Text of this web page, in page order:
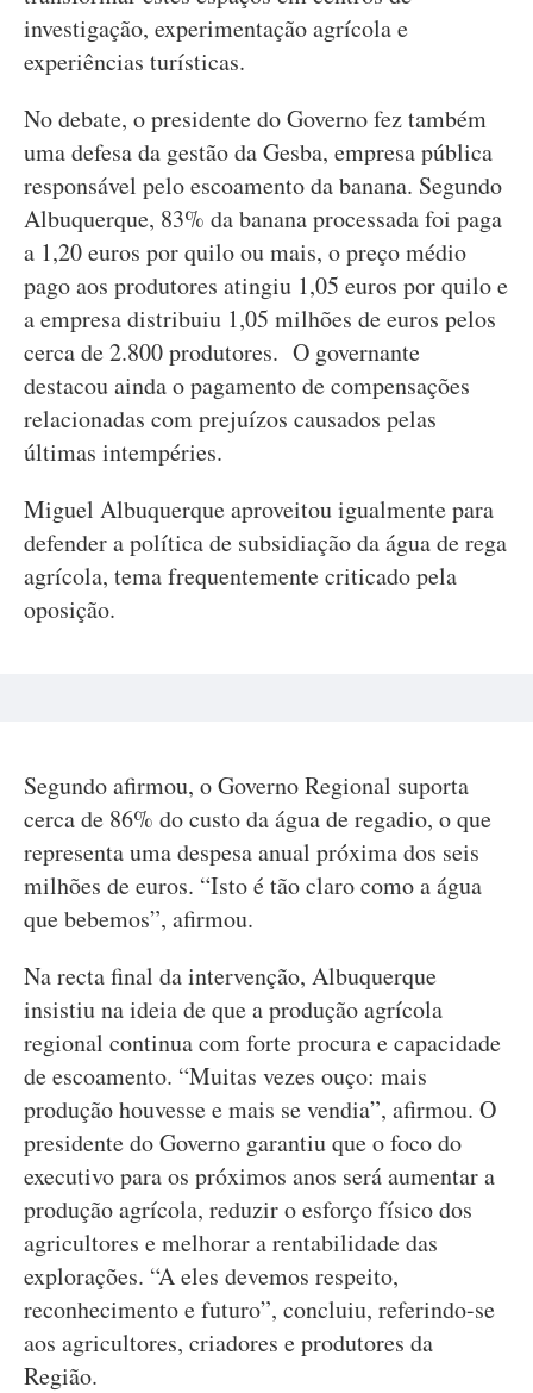
investigação, experimentação agrícola e
experiências turísticas.
No debate, o presidente do Governo fez também
uma defesa da gestão da Gesba, empresa pública
responsável pelo escoamento da banana. Segundo
Albuquerque, 83% da banana processada foi paga
a 1,20 euros por quilo ou mais, o preço médio
pago aos produtores atingiu 1,05 euros por quilo e
a empresa distribuiu 1,05 milhões de euros pelos
cerca de 2.800 produtores. O governante
destacou ainda o pagamento de compensações
relacionadas com prejuízos causados pelas
últimas intempéries.
Miguel Albuquerque aproveitou igualmente para
defender a política de subsidiação da água de rega
agrícola, tema frequentemente criticado pela
oposição.
Segundo afirmou, o Governo Regional suporta
cerca de 86% do custo da água de regadio, o que
representa uma despesa anual próxima dos seis
milhões de euros. “Isto é tão claro como a água
que bebemos”, afirmou.
Na recta final da intervenção, Albuquerque
insistiu na ideia de que a produção agrícola
regional continua com forte procura e capacidade
de escoamento. “Muitas vezes ouço: mais
produção houvesse e mais se vendia”, afirmou. O
presidente do Governo garantiu que o foco do
executivo para os próximos anos será aumentar a
produção agrícola, reduzir o esforço físico dos
agricultores e melhorar a rentabilidade das
explorações. “A eles devemos respeito,
reconhecimento e futuro”, concluiu, referindo-se
aos agricultores, criadores e produtores da
Região.